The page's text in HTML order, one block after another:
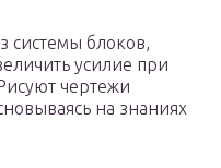
системы блоков,
усилие при
чертежи
на знаниях